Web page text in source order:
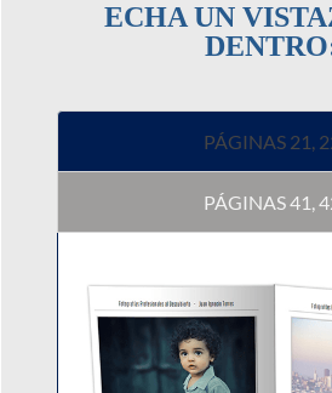
ECHA UN
PÁGINAS 21,
PÁGINAS 41,